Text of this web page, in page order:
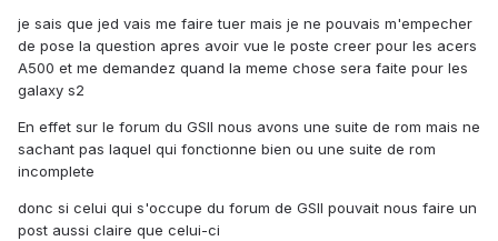
je sais que jed vais me faire tuer mais je ne pouvais m'empecher
de pose la question apres avoir vue le poste creer pour les acers
A500 et me demandez quand la meme chose sera faite pour les
galaxy s2
En effet sur le forum du GSII nous avons une suite de rom mais ne
sachant pas laquel qui fonctionne bien ou une suite de rom
incomplete
donc si celui qui s'occupe du forum de GSII pouvait nous faire un
post aussi claire que celui-ci